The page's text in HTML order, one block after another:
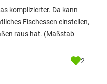
komplizierter. Da kann
Fischessen einstellen,
raus hat. (Maßstab
2